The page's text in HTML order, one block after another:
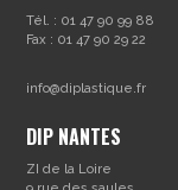
Tél. : 01 47 90 99 88
Fax : 01 47 90 29 22
info@diplastique.fr
DIP NANTES
ZI de la Loire